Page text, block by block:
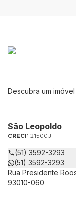
Descubra um
São Leopoldo
CRECI: 21500J
(51) 3592-3293
(51) 3592-3293
Rua Presidente
93010-060